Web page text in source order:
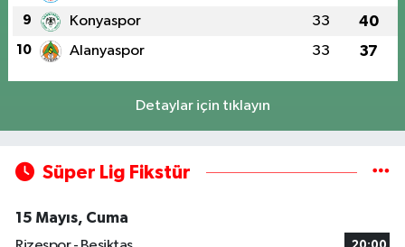
9 Konyaspor 33 40
10 Alanyaspor 33 37
Detaylar için tıklayın
Süper Lig Fikstür
15 Mayıs, Cuma